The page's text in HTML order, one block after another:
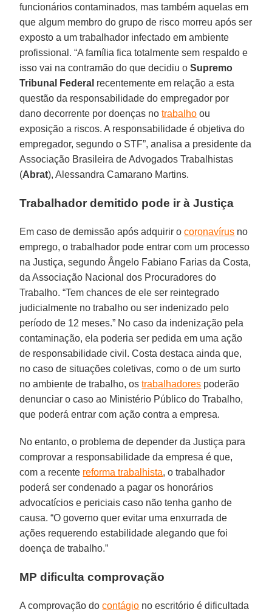
funcionários contaminados, mas também aquelas em
que algum membro do grupo de risco morreu após ser
exposto a um trabalhador infectado em ambiente
profissional. “A família fica totalmente sem respaldo e
isso vai na contramão do que decidiu oSupremo
Tribunal Federal recentemente em relação a esta
questão da responsabilidade do empregador por
dano decorrente por doenças notrabalho ou
exposição a riscos. A responsabilidade é objetiva do
empregador, segundo o STF”, analisa a presidente da
Associação Brasileira de Advogados Trabalhistas
(Abrat), Alessandra Camarano Martins.
Trabalhador demitido pode ir à Justiça
Em caso de demissão após adquirir ocoronavírus no
emprego, o trabalhador pode entrar com um processo
na Justiça, segundo Ângelo Fabiano Farias da Costa,
da Associação Nacional dos Procuradores do
Trabalho. “Tem chances de ele ser reintegrado
judicialmente no trabalho ou ser indenizado pelo
período de 12 meses.” No caso da indenização pela
contaminação, ela poderia ser pedida em uma ação
de responsabilidade civil. Costa destaca ainda que,
no caso de situações coletivas, como o de um surto
no ambiente de trabalho, ostrabalhadores poderão
denunciar o caso ao Ministério Público do Trabalho,
que poderá entrar com ação contra a empresa.
No entanto, o problema de depender da Justiça para
comprovar a responsabilidade da empresa é que,
com a recente reforma trabalhista, o trabalhador
poderá ser condenado a pagar os honorários
advocatícios e periciais caso não tenha ganho de
causa. “O governo quer evitar uma enxurrada de
ações requerendo estabilidade alegando que foi
doença de trabalho.”
MP dificulta comprovação
A comprovação docontágio no escritório é dificultada